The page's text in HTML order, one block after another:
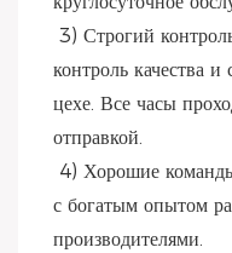
контроль качества
цехе. Все часы
отправкой.
с богатым опытом
производителями.